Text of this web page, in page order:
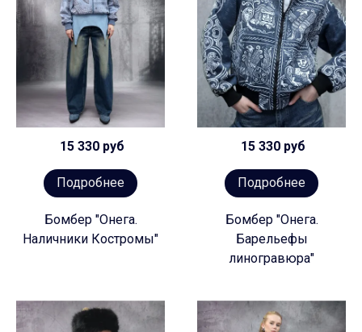
15 330 руб
Подробнее
Бомбер "Онега.
Наличники Костромы"
15 330 руб
Подробнее
Бомбер "Онега.
Барельефы
линогравюра"